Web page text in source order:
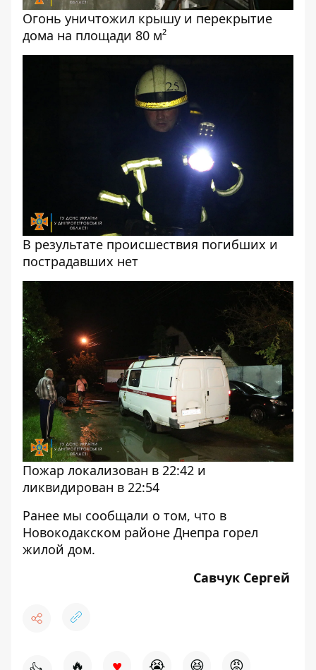
Огонь уничтожил крышу и перекрытие
дома на площади 80 м²
В результате происшествия погибших и
пострадавших нет
Пожар локализован в 22:42 и
ликвидирован в 22:54
Ранее мы сообщали о том, что в
Новокодакском районе Днепра горел
жилой дом.
Савчук Сергей
🔥 😭 😆 😡